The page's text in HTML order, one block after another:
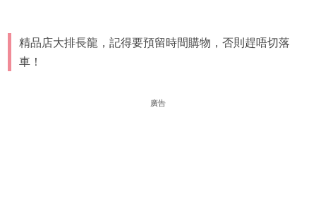
精品店大排長龍，記得要預留時間購物，否則趕唔切落
車！
廣告